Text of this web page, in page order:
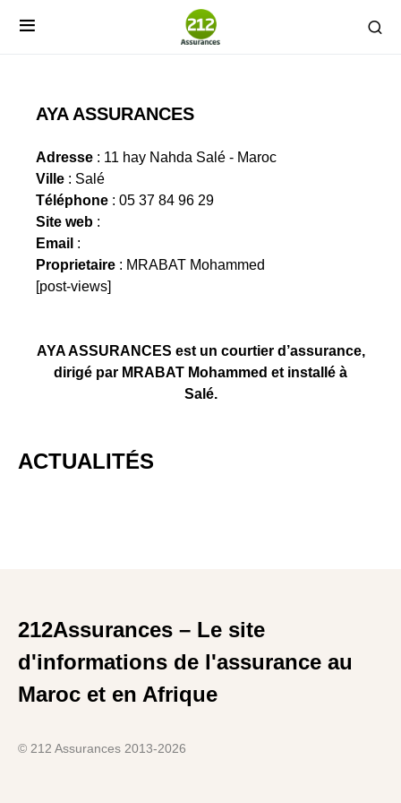
AYA ASSURANCES
Adresse : 11 hay Nahda Salé - Maroc
Ville : Salé
Téléphone : 05 37 84 96 29
Site web :
Email :
Proprietaire : MRABAT Mohammed
[post-views]
AYA ASSURANCES est un courtier d’assurance,
dirigé par MRABAT Mohammed et installé à
Salé.
ACTUALITÉS
212Assurances – Le site
d'informations de l'assurance au
Maroc et en Afrique
© 212 Assurances 2013-2026